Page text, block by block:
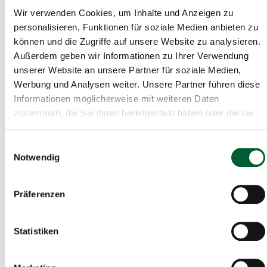
Wir verwenden Cookies, um Inhalte und Anzeigen zu
personalisieren, Funktionen für soziale Medien anbieten zu
können und die Zugriffe auf unsere Website zu analysieren.
Außerdem geben wir Informationen zu Ihrer Verwendung
unserer Website an unsere Partner für soziale Medien,
Werbung und Analysen weiter. Unsere Partner führen diese
Informationen möglicherweise mit weiteren Daten
zusammen, die Sie ihnen bereitgestellt haben oder die sie
Notwendig
Präferenzen
Statistiken
€ 34.203 877m²
Baugrund in 3683 Yspertal